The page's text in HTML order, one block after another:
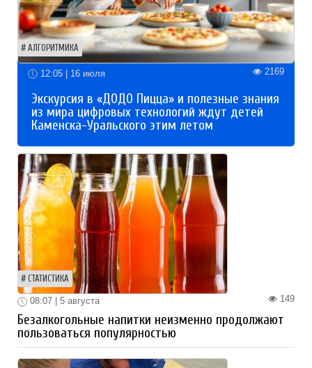
АЛГОРИТМИКА
12:05 | 16 июля 2169
Экскурсия в «ДОДО Пицца» и полезные знания
из мира цифровых технологий ждут детей
Каменска-Уральского этим летом
СТАТИСТИКА
149
08:07 | 5 августа
Безалкогольные напитки неизменно продолжают
пользоваться популярностью